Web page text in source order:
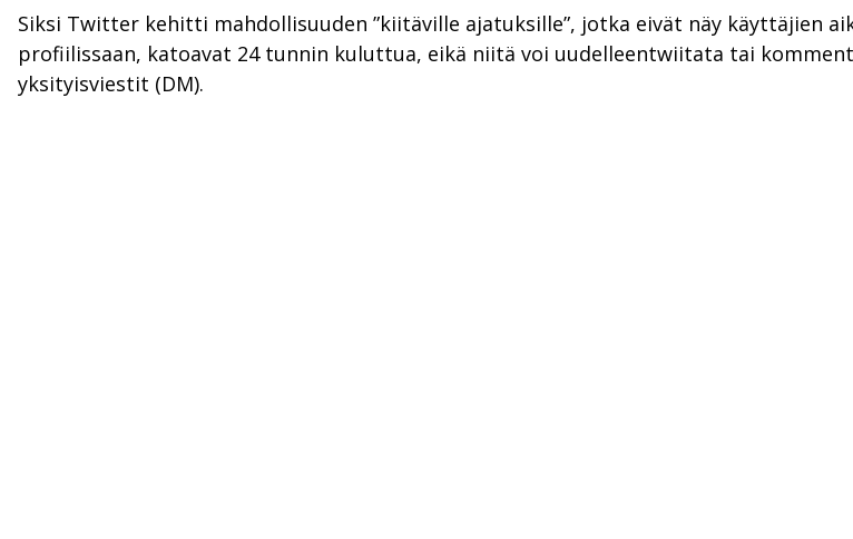
Siksi Twitter kehitti mahdollisuuden ”kiitäville ajatuksille”, jotka eivät näy käyttäjien
profiilissaan, katoavat 24 tunnin kuluttua, eikä niitä voi uudelleentwiitata tai
yksityisviestit (DM).